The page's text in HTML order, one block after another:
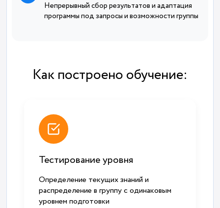
Непрерывный сбор результатов и адаптация
программы под запросы и возможности группы
Как построено обучение:
Тестирование уровня
Определение текущих знаний и
распределение в группу с одинаковым
уровнем подготовки